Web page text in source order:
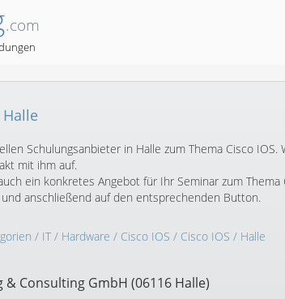
.com
Halle
Schulungsanbieter in Halle zum Thema Cisco
mit ihm auf.
ein konkretes Angebot für Ihr Seminar zum
anschließend auf den entsprechenden Button.
/ IT/ Hardware / Cisco IOS / Cisco IOS / Halle
Consulting GmbH (06116 Halle)